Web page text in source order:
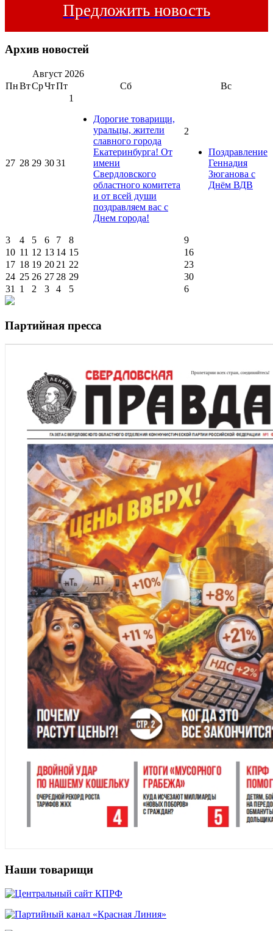
Предложить новость
Архив новостей
Август 2026
ПнВтСрЧтПт Сб Вс
27 28 29 3031
1
Дорогие товарищи,
уральцы, жители
славного города
Екатеринбурга! От
имени
Свердловского
областного комитета
и от всей души
поздравляем вас с
Днем города!
2
Поздравление
Геннадия
Зюганова с
Днём ВДВ
3 4 5 6 7 8
9
10 11 12 13 14 15
16
17 18 19 20 21 22
23
24 25 26 27 28 29
30
31
1 2 3 4 5 6
Партийная пресса
Наши товарищи